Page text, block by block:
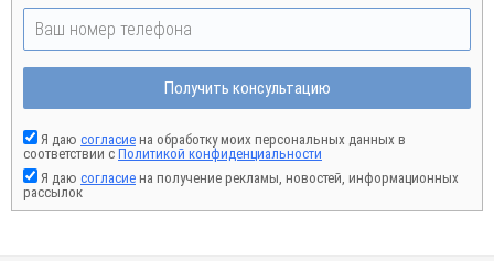
Получить консультацию
Я даю согласие на обработку моих персональных данных в
соответствии с Политикой конфиденциальности
Я даю согласие на получение рекламы, новостей, информационных
рассылок